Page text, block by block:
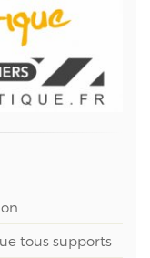
au
tous supports